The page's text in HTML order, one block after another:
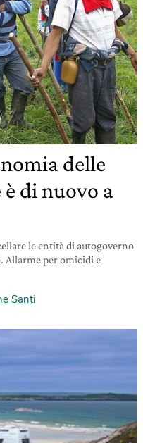
delle
di nuovo a
le entità di autogoverno
Allarme per omicidi e
Santi